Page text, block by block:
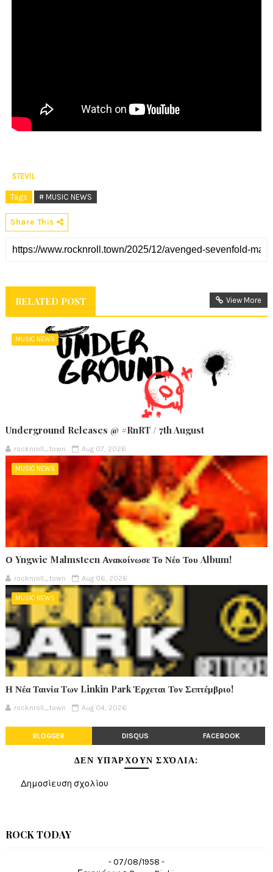
STEVIL
Tags # MUSIC NEWS
Share This
RELATED POST View More
MUSIC NEWS
Underground Releases @ #RnRT / 7th August
rocknroll_town Aug 07, 2026
MUSIC NEWS
Ο Yngwie Malmsteen Ανακοίνωσε Το Νέο Του Album!
rocknroll_town Aug 06, 2026
MUSIC NEWS
Η Νέα Ταινία Των Linkin Park Έρχεται Τον Σεπτέμβριο!
rocknroll_town Aug 04, 2026
BLOGGER DISQUS FACEBOOK
ΔΕΝ ΥΠΆΡΧΟΥΝ ΣΧΌΛΙΑ:
Δημοσίευση σχολίου
ROCK TODAY
- 07/08/1958 -